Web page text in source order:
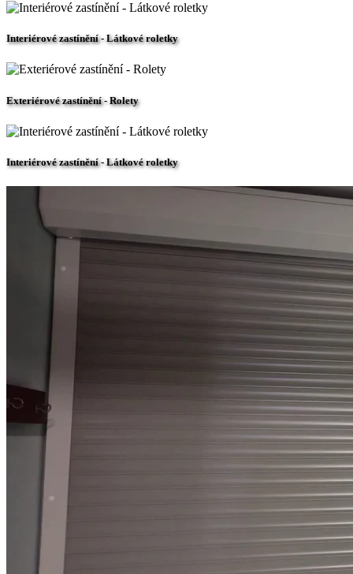
Interiérové zastínění - Látkové roletky
Exteriérové zastínění - Rolety
Interiérové zastínění - Látkové roletky